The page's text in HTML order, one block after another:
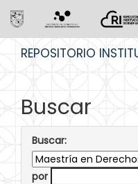
REPOSITORIO
Buscar
Buscar:
por